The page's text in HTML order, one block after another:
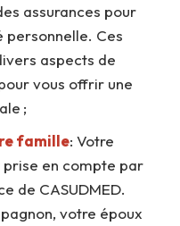
assurances pour
Ces
aspects de
vous offrir une
;
famille: Votre
en compte par
de CASUDMED.
votre époux